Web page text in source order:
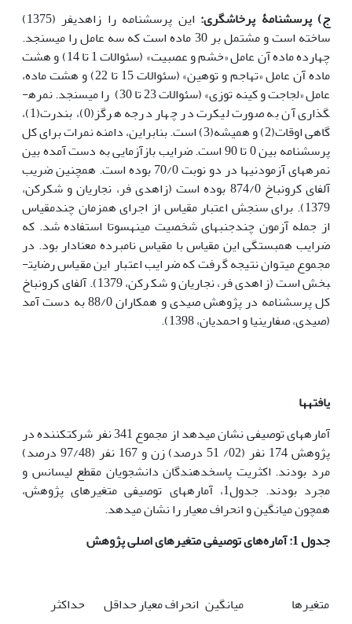
ج)پرسشنامۀ پرخاشگری:
این پرسشنامه را زاهدی­فر (1375)
ساخته است و مشتمل بر 30 ماده است که سه عامل را می­سنجد.
چهارده ماده آن عامل «خشم و عصبیت» (سئوالات 1 تا 14) و هشت
ماده آن عامل «تهاجم و توهین» (سئوالات 15 تا 22) و هشت ماده،
عامل «لجاجت و کینه توزی» (سئوالات 23 تا 30) را می­سنجد. نمره­
گذاری آن به صورت لیکرت در چهار درجه هرگز(0)، بندرت(1)،
گاهی اوقات(2) و همیشه(3) است. بنابراین، دامنه نمرات برای کل
پرسشنامه بین 0 تا 90 است. ضرایب بازآزمایی به دست آمده بین
نمره­های آزمودنی­ها در دو نوبت 70/0 بوده است. همچنین ضریب
آلفای کرونباخ 874/0 بوده است (زاهدی فر، نجاریان و شکرکن،
1379). برای سنجش اعتبار مقیاس از اجرای همزمان چندمقیاس
از جمله آزمون چندجنبه­ای شخصیت مینه­سوتا استفاده شد. که
ضرایب همبستگی این مقیاس با مقیاس نامبرده معنادار بود. در
مجموع می­توان نتیجه گرفت که ضرایب اعتبار این مقیاس رضایت­
بخش است (زاهدی فر، نجاریان و شکرکن، 1379). آلفای کرونباخ
کل پرسشنامه در پژوهش صیدی و همکاران 88/0 به دست آمد
(صیدی، صفاری­نیا و احمدیان، 1398).
یافته­ها
آماره­های توصیفی نشان می­دهد از مجموع 341 نفر شرکت­کننده در
پژوهش 174 نفر (02/ 51 درصد) زن و 167 نفر (97/48 درصد)
مرد بودند. اکثریت پاسخ­دهندگان دانشجویان مقطع لیسانس و
مجرد بودند. جدول1، آماره­های توصیفی متغیرهای پژوهش،
همچون میانگین و انحراف معیار را نشان می­دهد.
جدول 1: آماره‌های توصیفی متغیرهای اصلی پژوهش
متغیرها میانگین انحراف معیارحداقل
حداکثر